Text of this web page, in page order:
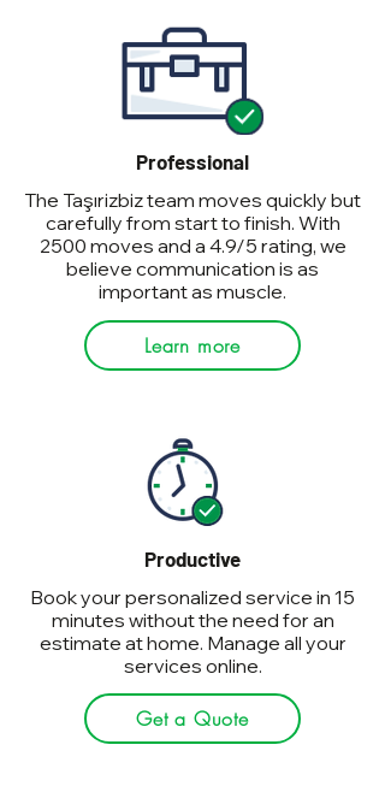
Professional
The Taşırizbiz team moves quickly but
carefully from start to finish. With
2500 moves and a 4.9/5 rating, we
believe communication is as
important as muscle.
Learn more
Productive
Book your personalized service in 15
minutes without the need for an
estimate at home. Manage all your
services online.
Get a Quote